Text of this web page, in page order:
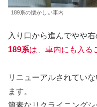
189系の懐かしい車内
入り口から進んでやや
189系は、車内にも入る
リニューアルされてい
ます。
簡素なリクライニング